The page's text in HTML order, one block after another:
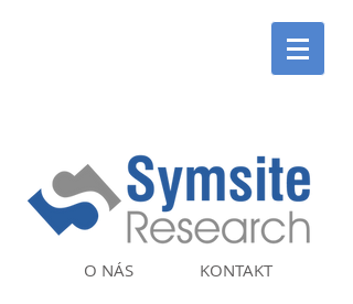
KONTAKT
O NÁS